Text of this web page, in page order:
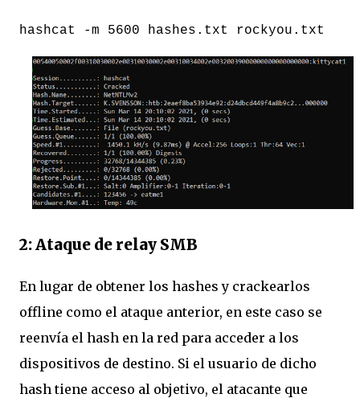
hashcat -m 5600 hashes.txt rockyou.txt
2: Ataque de relay SMB
En lugar de obtener los hashes y crackearlos
offline como el ataque anterior, en este caso se
reenvía el hash en la red para acceder a los
dispositivos de destino. Si el usuario de dicho
hash tiene acceso al objetivo, el atacante que